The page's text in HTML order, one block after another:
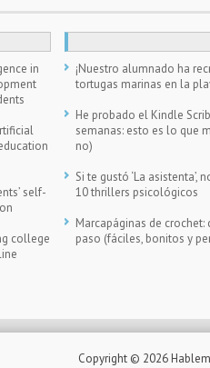
in
self-
college
¡Nuestro alumnado ha
tortugas marinas en la
He probado el Kindle
semanas: esto es lo que
no)
Si te gustó ‘La asistenta’,
10 thrillers psicológicos
Marcapáginas de
paso (fáciles, bonitos y
Copyright © 2026